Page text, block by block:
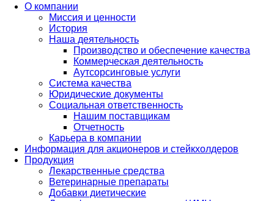
О компании
Миссия и ценности
История
Наша деятельность
Производство и обеспечение качества
Коммерческая деятельность
Аутсорсинговые услуги
Система качества
Юридические документы
Социальная ответственность
Нашим поставщикам
Отчетность
Карьера в компании
Информация для акционеров и стейкхолдеров
Продукция
Лекарственные средства
Ветеринарные препараты
Добавки диетические